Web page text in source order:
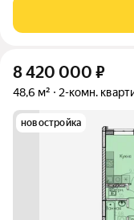
доступности:
набережная и
8 420 000 ₽
48,6 м² 2-комн.
новостройка